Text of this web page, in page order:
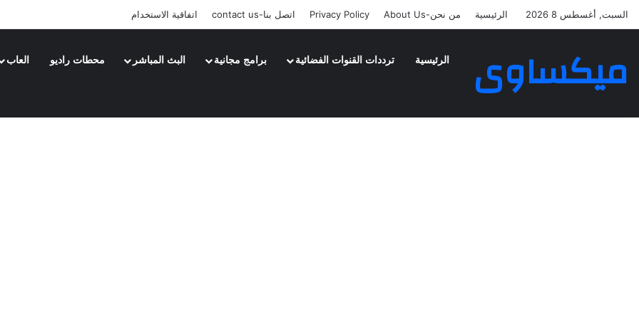
السبت, أغسطس 8 2026 الرئيسية من نحن-About Us Privacy Policy اتصل بنا-contact us اتفاقية الاستخدام
ميكساوى الرئيسية ترددات القنوات الفضائية برامج مجانية البث المباشر محطات راديو العاب